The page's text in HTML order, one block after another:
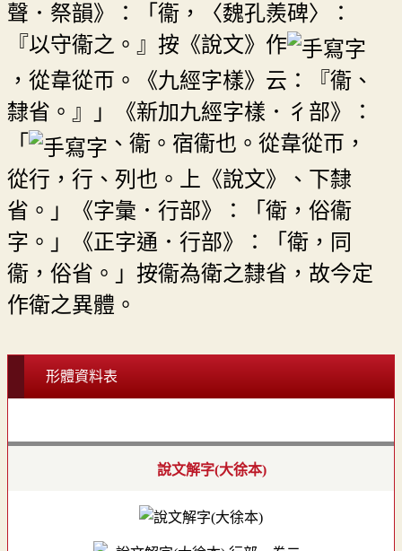
聲．祭韻》：「衞，〈魏孔羨碑〉：
『以守衞之。』按《說文》作
，從韋從帀。《九經字樣》云：『衞、
隸省。』」《新加九經字樣．彳部》：
「
、衞。宿衞也。從韋從帀，
從行，行、列也。上《說文》、下隸
省。」《字彙．行部》：「衛，俗衞
字。」《正字通．行部》：「衛，同
衞，俗省。」按衞為衛之隸省，故今定
作衛之異體。
形體資料表
說文解字(大徐本)